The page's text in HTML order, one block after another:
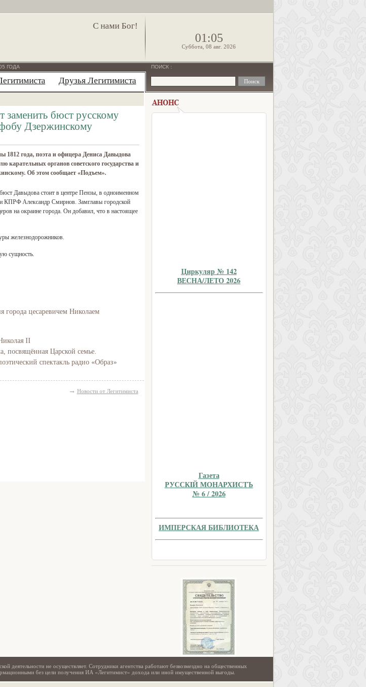
С нами Бог!
01:05
Суббота, 08 авг. 2026
ГОДА
Друзья Легитимиста
бюст русскому
Дзержинскому
1812 года, поэта и офицера Дениса Давыдова
карательных органов советского государства и
Об этом сообщает «Подъем».
Давыдова стоит в центре Пензы, в одноименном
КПРФ Александр Смирнов. Замглавы городской
на окраине города. Он добавил, что в настоящее
железнодорожников.
сущность.
города цесаревичем Николаем
II
посвящённая Царской семье.
спектакль радио «Образ»
→ Новости от Легитимиста
ПОИСК :
Циркуляр № 142
ВЕСНА/ЛЕТО 2026
Газета
РУССКIЙ МОНАРХИСТЪ
№ 6 / 2026
ИМПЕРСКАЯ БИБЛИОТЕКА
деятельности не осуществляет. Сотрудники агентства работают безвозмездно на общественных
без цели получения ИА «Легитимист» дохода или иной имущественной выгоды.